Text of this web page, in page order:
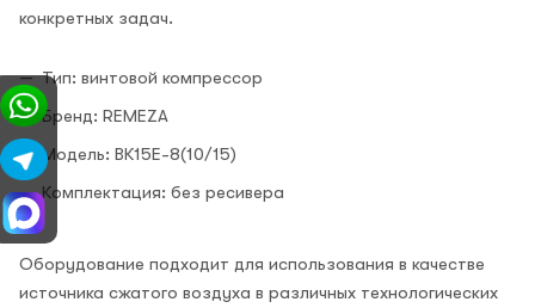
конкретных задач.
Тип: винтовой компрессор
Бренд: REMEZA
Модель: ВК15E-8(10/15)
Комплектация: без ресивера
Оборудование подходит для использования в качестве
источника сжатого воздуха в различных технологических